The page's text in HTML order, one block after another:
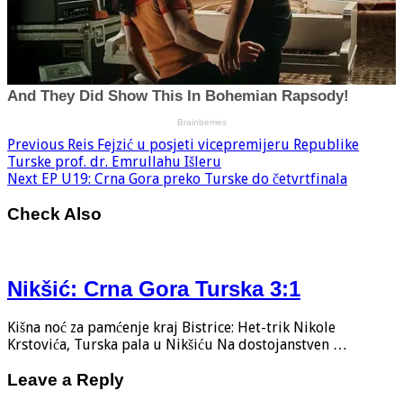
Previous Reis Fejzić u posjeti vicepremijeru Republike
Turske prof. dr. Emrullahu Išleru
Next EP U19: Crna Gora preko Turske do četvrtfinala
Check Also
Nikšić: Crna Gora Turska 3:1
Kišna noć za pamćenje kraj Bistrice: Het-trik Nikole
Krstovića, Turska pala u Nikšiću Na dostojanstven …
Leave a Reply